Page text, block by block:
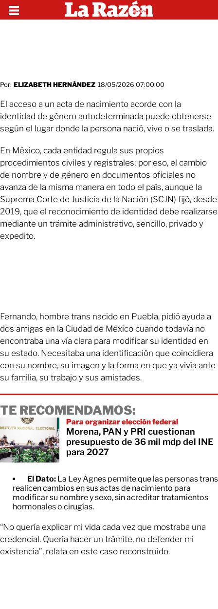
Por: ELIZABETH HERNÁNDEZ 18/05/2026 07:00:00
El acceso a un acta de nacimiento acorde con la
identidad de género autodeterminada puede obtenerse
según el lugar donde la persona nació, vive o se traslada.
En México, cada entidad regula sus propios
procedimientos civiles y registrales; por eso, el cambio
de nombre y de género en documentos oficiales no
avanza de la misma manera en todo el país, aunque la
Suprema Corte de Justicia de la Nación (SCJN) fijó, desde
2019, que el reconocimiento de identidad debe realizarse
mediante un trámite administrativo, sencillo, privado y
expedito.
Fernando, hombre trans nacido en Puebla, pidió ayuda a
dos amigas en la Ciudad de México cuando todavía no
encontraba una vía clara para modificar su identidad en
su estado. Necesitaba una identificación que coincidiera
con su nombre, su imagen y la forma en que ya vivía ante
su familia, su trabajo y sus amistades.
TE RECOMENDAMOS:
Para organizar elección federal
Morena, PAN y PRI cuestionan
presupuesto de 36 mil mdp del INE
para 2027
El Dato: La Ley Agnes permite que las personas trans
realicen cambios en sus actas de nacimiento para
modificar su nombre y sexo, sin acreditar tratamientos
hormonales o cirugías.
“No quería explicar mi vida cada vez que mostraba una
credencial. Quería hacer un trámite, no defender mi
existencia”, relata en este caso reconstruido.